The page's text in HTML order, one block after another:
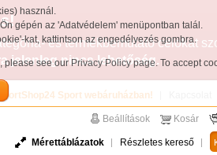
használ.
gépén az 'Adatvédelem' menüpontban talál.
kat, kattintson az engedélyezés gombra.
please see ourPrivacy Policy page. To accept
és termékbemutató célokat
jelenleg nincs lehetőség.
Sport webáruházban!
Beállítások Kosár
Mérettáblázatok Részletes kereső